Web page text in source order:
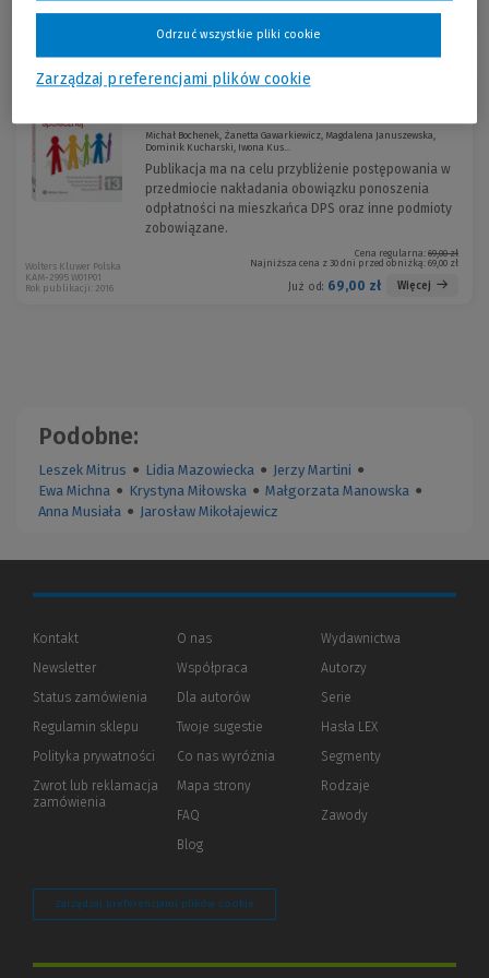
Sortuj:
Michał Bochenek, Żanetta Gawarkiewicz, Magdalena Januszewska,
Dominik Kucharski, Iwona Kus...
Publikacja ma na celu przybliżenie postępowania w
przedmiocie nakładania obowiązku ponoszenia
odpłatności na mieszkańca DPS oraz inne podmioty
zobowiązane.
Cena regularna: 69,00 zł
Najniższa cena z 30 dni przed obniżką: 69,00 zł
Już od: 69,00 zł Więcej
Wolters Kluwer Polska
KAM-2995 W01P01
Rok publikacji: 2016
Podobne:
Leszek Mitrus ● Lidia Mazowiecka ● Jerzy Martini ●
Ewa Michna ● Krystyna Miłowska ● Małgorzata Manowska ●
Anna Musiała ● Jarosław Mikołajewicz
Kontakt
Newsletter
Status zamówienia
Regulamin sklepu
Polityka prywatności (Nowe
(Link
innej
Zwrot lub reklamacja
zamówienia
O nas
Współpraca
Dla autorów(Nowe
(Link
innej
strony)
Twoje sugestie
Co nas wyróżnia
Mapa strony
FAQ
Blog
Wydawnictwa
Autorzy
Serie
Hasła LEX
Segmenty
Rodzaje
Zawody
Zarządzaj preferencjami plików cookie
Zarządzaj preferencjami plików cookie
Odrzuć wszystkie pliki cookie